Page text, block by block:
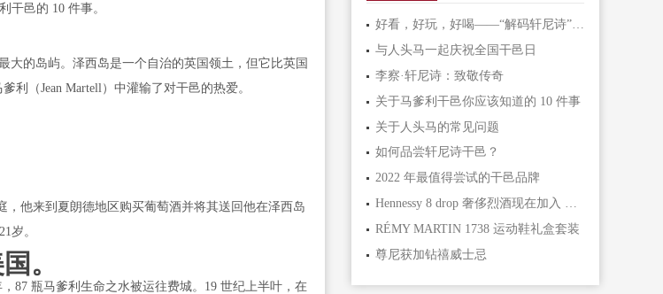
干邑的 10 件事。
大的岛屿。泽西岛是一个自治的英国领土，但它比英国
利（Jean Martell）中灌输了对干邑的热爱。
，他来到夏朗德地区购买葡萄酒并将其送回他在泽西岛
岁。
。
87 瓶马爹利生命之水被运往费城。19 世纪上半叶，在
好看，好玩，好喝——“解码轩尼诗”互动体验展
与人头马一起庆祝全国干邑日
李察·轩尼诗：致敬传奇
关于马爹利干邑你应该知道的 10 件事
关于人头马的常见问题
如何品尝轩尼诗干邑？
2022 年最值得尝试的干邑品牌
Hennessy 8 drop 奢侈烈酒现在加入 NFT 领域
RÉMY MARTIN 1738 运动鞋礼盒套装
尊尼获加钻禧威士忌